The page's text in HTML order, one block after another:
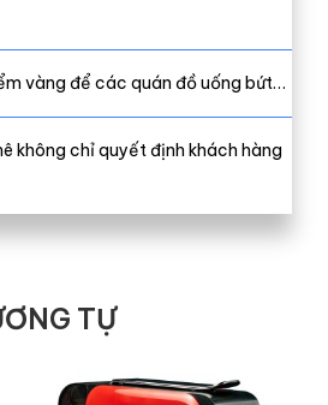
vàng để các quán đồ uống bứt…
không chỉ quyết định khách hàng
TỰ